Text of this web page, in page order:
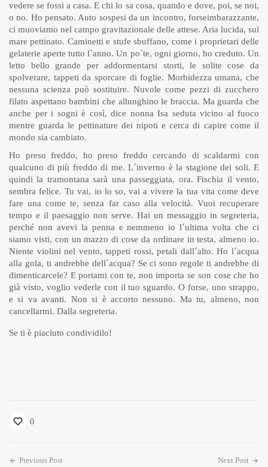
vedere se fossi a casa. E chi lo sa cosa, quando e dove, poi, se noi,
o no. Ho pensato. Auto sospesi da un incontro, forseimbarazzante,
ci muoviamo nel campo gravitazionale delle attese. Aria lucida, sul
mare pettinato. Caminetti e stufe sbuffano, come i proprietari delle
gelaterie aperte tutto l´anno. Un po´te, ogni giorno, ho creduto. Un
letto bello grande per addormentarsi storti, le solite cose da
spolverare, tappeti da sporcare di foglie. Morbidezza umana, che
nessuna scienza può sostituire. Nuvole come pezzi di zucchero
filato aspettano bambini che allunghino le braccia. Ma guarda che
anche per i sogni è così, dice nonna Isa seduta vicino al fuoco
mentre guarda le pettinature dei nipoti e cerca di capire come il
mondo sia cambiato.
Ho preso freddo, ho preso freddo cercando di scaldarmi con
qualcuno di più freddo di me. L´inverno è la stagione dei soli. E
quindi la tramontana sarà una passeggiata, ora. Fischia il vento,
sembra felice. Tu vai, io lo so, vai a vivere la tua vita come deve
fare una come te, senza far caso alla velocità. Vuoi recuperare
tempo e il paesaggio non serve. Hai un messaggio in segreteria,
perché non avevi la penna e nemmeno io l´ultima volta che ci
siamo visti, con un mazzo di cose da ordinare in testa, almeno io.
Niente violini nel vento, tappeti rossi, petali dall´alto. Ho l´acqua
alla gola, ti andrebbe dell´acqua? Se ci sono regole ti andrebbe di
dimenticarcele? E portami con te, non importa se son cose che ho
già visto, voglio vederle con il tuo sguardo. O forse, uno strappo,
e si va avanti. Non si è accorto nessuno. Ma tu, almeno, non
cancellarmi. Dalla segreteria.
Se ti è piaciuto condividilo!
0
Previous Post
Next Post